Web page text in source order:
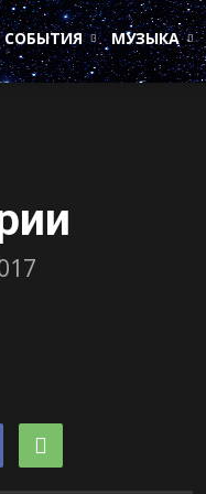
СОБЫТИЯ МУЗЫКА